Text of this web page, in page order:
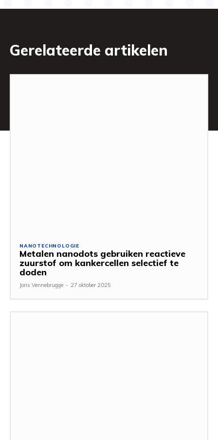
Gerelateerde artikelen
NANOTECHNOLOGIE
Metalen nanodots gebruiken reactieve
zuurstof om kankercellen selectief te
doden
Joris Vennebrugge - 27 oktober 2025